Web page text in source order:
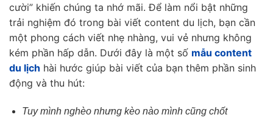
cười” khiến chúng ta nhớ mãi. Để làm nổi bật những
trải nghiệm đó trong bài viết content du lịch, bạn cần
một phong cách viết nhẹ nhàng, vui vẻ nhưng không
kém phần hấp dẫn. Dưới đây là một số mẫu content
du lịch hài hước giúp bài viết của bạn thêm phần sinh
động và thu hút:
Tuy mình nghèo nhưng kèo nào mình cũng chốt